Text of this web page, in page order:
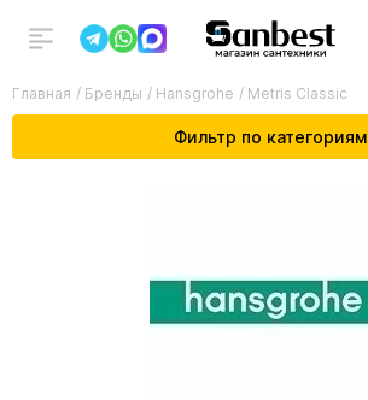
Главная / Бренды / Hansgrohe / Metris Сlassic
Фильтр по категориям